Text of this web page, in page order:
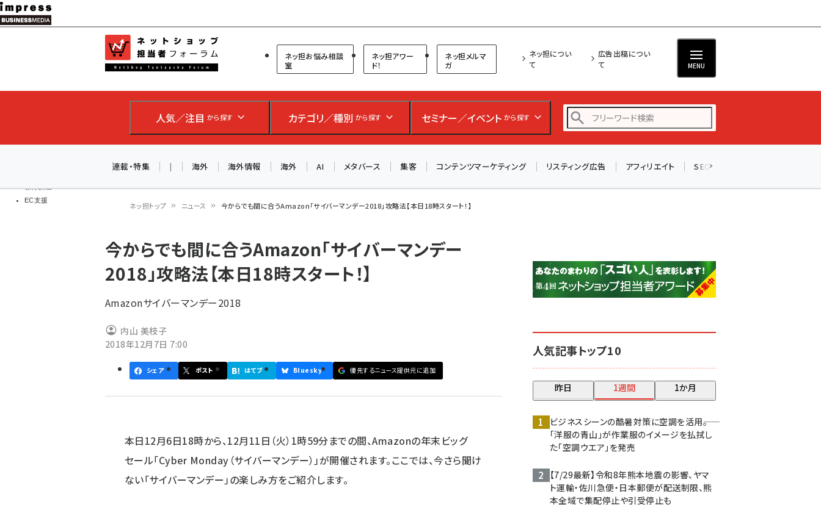
メ
イ
ン
ツ
移
教育講座
EC支援
ネットショップ担当者フォーラム
ネッ担お悩み相談
室
ネッ担アワー
ド！
ネッ担メルマ
ガ
ネッ担につい
て
広告出稿につい
て
MENU
人気／注目 から探す カテゴリ／種別 から探す セミナー／イベント から探す
アスクル (1118)
base (1071)
連載・特集 | 海外 海外情報 海外 AI メタバース 集客 コンテンツマーケティング リスティング広告 アフィリエイト SEO
ン
く
ず
ネッ担トップ ニュース 今からでも間に合うAmazon「サイバーマンデー2018」攻略法【本日18時スタート！】
今からでも間に合うAmazon「サイバーマンデー
2018」攻略法【本日18時スタート！】
Amazonサイバーマンデー2018
内山 美枝子
2018年12月7日 7:00
シェア ポスト はてブ Bluesky 優先するニュース提供元に追加
本日12月6日18時から、12月11日（火）1時59分までの間、Amazonの年末ビッグ
セール「Cyber Monday（サイバーマンデー）」が開催されます。ここでは、今さら聞け
ない「サイバーマンデー」の楽しみ方をご紹介します。
人気記事トップ10
昨日 1週間 1か月
ビジネスシーンの酷暑対策に空調を活用――。
「洋服の青山」が作業服のイメージを払拭し
た「空調ウエア」を発売
【7/29最新】令和8年熊本地震の影響、ヤマ
ト運輸・佐川急便・日本郵便が配送制限、熊
本全域で集配停止や引受停止も
AIが買い物を代行する時代に打つべき「次の一手」とは？
アルペン、オイシックス、元UA責任者が登壇のリアルECセ
ミナー（8/26＠東京）【交流会も実施】